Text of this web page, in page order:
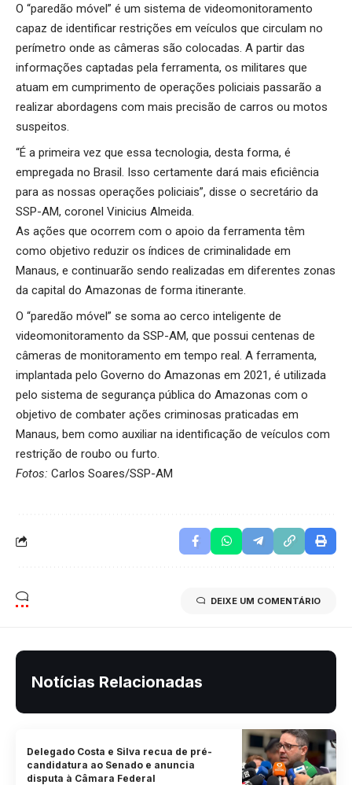
O “paredão móvel” é um sistema de videomonitoramento
capaz de identificar restrições em veículos que circulam no
perímetro onde as câmeras são colocadas. A partir das
informações captadas pela ferramenta, os militares que
atuam em cumprimento de operações policiais passarão a
realizar abordagens com mais precisão de carros ou motos
suspeitos.
“É a primeira vez que essa tecnologia, desta forma, é
empregada no Brasil. Isso certamente dará mais eficiência
para as nossas operações policiais”, disse o secretário da
SSP-AM, coronel Vinicius Almeida.
As ações que ocorrem com o apoio da ferramenta têm
como objetivo reduzir os índices de criminalidade em
Manaus, e continuarão sendo realizadas em diferentes zonas
da capital do Amazonas de forma itinerante.
O “paredão móvel” se soma ao cerco inteligente de
videomonitoramento da SSP-AM, que possui centenas de
câmeras de monitoramento em tempo real. A ferramenta,
implantada pelo Governo do Amazonas em 2021, é utilizada
pelo sistema de segurança pública do Amazonas com o
objetivo de combater ações criminosas praticadas em
Manaus, bem como auxiliar na identificação de veículos com
restrição de roubo ou furto.
Fotos: Carlos Soares/SSP-AM
DEIXE UM COMENTÁRIO
Notícias Relacionadas
Delegado Costa e Silva recua de pré-
candidatura ao Senado e anuncia
disputa à Câmara Federal